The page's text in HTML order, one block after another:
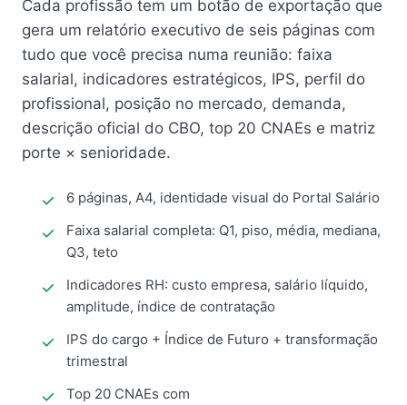
Cada profissão tem um botão de exportação que
gera um relatório executivo de seis páginas com
tudo que você precisa numa reunião: faixa
salarial, indicadores estratégicos, IPS, perfil do
profissional, posição no mercado, demanda,
descrição oficial do CBO, top 20 CNAEs e matriz
porte × senioridade.
6 páginas, A4, identidade visual do Portal Salário
Faixa salarial completa: Q1, piso, média, mediana,
Q3, teto
Indicadores RH: custo empresa, salário líquido,
amplitude, índice de contratação
IPS do cargo + Índice de Futuro + transformação
trimestral
Top 20 CNAEs com